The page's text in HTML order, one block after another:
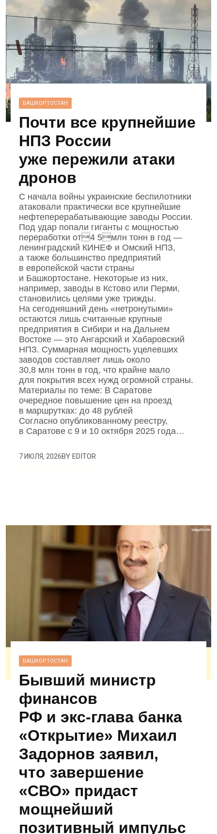
БАШКОРТОСТАН
Почти все крупнейшие
НПЗ России
уже пережили атаки
дронов
С начала войны украинские беспилотники
атаковали практически все крупнейшие
нефтеперерабатывающие заводы России.
Под удар попали гиганты с мощностью
переработки от4 5млн тонн в год —
ленинградский КИНЕФ и Омский НПЗ,
а также большинство предприятий
в европейской части страны
и Башкортостане. Некоторые из них,
например, заводы в Кстово или Перми,
становились целями уже трижды.
На сегодняшний день «нетронутыми»
остаются лишь считанные крупные
предприятия в Сибири и на Дальнем
Востоке — это Ангарский и Хабаровский
НПЗ. Суммарная мощность уцелевших
заводов составляет лишь около
30,8 млн тонн в год, что крайне мало
для покрытия всех нужд огромной страны.
Материалы по теме: В Саратове
очередное повышение цен на проезд
в маршрутках: до 48 рублей
Согласно опубликованному реестру,
в Саратове с 9 и 10 октября 2025 года…
7 ИЮЛЯ, 2026BYEDITOR
БАШКОРТОСТАН
Бывший министр
финансов
РФ и экс‑глава банка
«Открытие» Михаил
Задорнов заявил,
что завершение
«СВО» придаст
мощнейший
позитивный импульс